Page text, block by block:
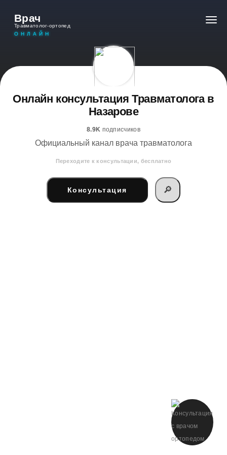
Врач
Травматолог-ортопед
ОНЛАЙН
Онлайн консультация Травматолога в
Назарове
8.9K подписчиков
Официальный канал врача травматолога
Переходите к консультации, бесплатно
Консультация 🔎